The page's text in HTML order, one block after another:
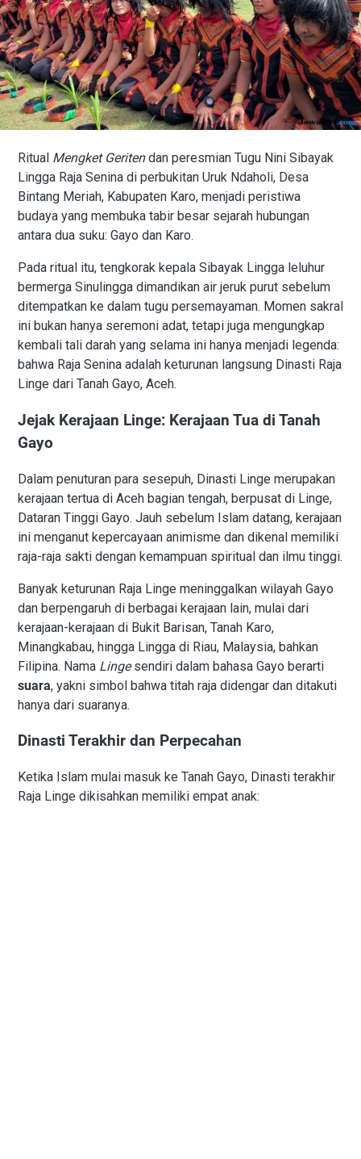
Ritual Mengket Geritendan peresmian Tugu Nini Sibayak
Lingga Raja Senina di perbukitan Uruk Ndaholi, Desa
Bintang Meriah, Kabupaten Karo, menjadi peristiwa
budaya yang membuka tabir besar sejarah hubungan
antara dua suku: Gayo dan Karo.
Pada ritual itu, tengkorak kepala Sibayak Lingga leluhur
bermerga Sinulingga dimandikan air jeruk purut sebelum
ditempatkan ke dalam tugu persemayaman. Momen sakral
ini bukan hanya seremoni adat, tetapi juga mengungkap
kembali tali darah yang selama ini hanya menjadi legenda:
bahwa Raja Senina adalah keturunan langsung Dinasti Raja
Linge dari Tanah Gayo, Aceh.
Jejak Kerajaan Linge: Kerajaan Tua di Tanah
Gayo
Dalam penuturan para sesepuh, Dinasti Linge merupakan
kerajaan tertua di Aceh bagian tengah, berpusat di Linge,
Dataran Tinggi Gayo. Jauh sebelum Islam datang, kerajaan
ini menganut kepercayaan animisme dan dikenal memiliki
raja-raja sakti dengan kemampuan spiritual dan ilmu tinggi.
Banyak keturunan Raja Linge meninggalkan wilayah Gayo
dan berpengaruh di berbagai kerajaan lain, mulai dari
kerajaan-kerajaan di Bukit Barisan, Tanah Karo,
Minangkabau, hingga Lingga di Riau, Malaysia, bahkan
Filipina. Nama Lingesendiri dalam bahasa Gayo berarti
suara, yakni simbol bahwa titah raja didengar dan ditakuti
hanya dari suaranya.
Dinasti Terakhir dan Perpecahan
Ketika Islam mulai masuk ke Tanah Gayo, Dinasti terakhir
Raja Linge dikisahkan memiliki empat anak: